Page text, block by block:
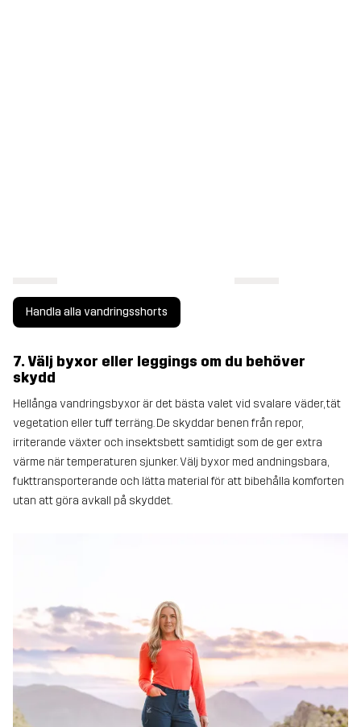
Handla alla vandringsshorts
7. Välj byxor eller leggings om du behöver
skydd
Hellånga vandringsbyxor är det bästa valet vid svalare väder, tät
vegetation eller tuff terräng. De skyddar benen från repor,
irriterande växter och insektsbett samtidigt som de ger extra
värme när temperaturen sjunker. Välj byxor med andningsbara,
fukttransporterande och lätta material för att bibehålla komforten
utan att göra avkall på skyddet.